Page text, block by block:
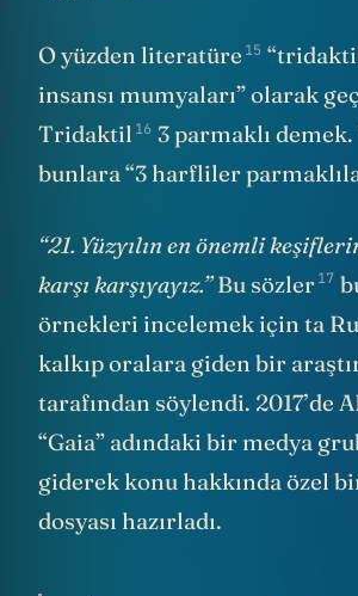
O yüzden literatüre 15
insansı mumyaları” olarak
Tridaktil 16 3 parmaklı demek.
bunlara “3 harfliler
“21. Yüzyılın en önemli
karşı karşıyayız.”Bu sözler17
örnekleri incelemek için ta
kalkıp oralara giden bir
tarafından söylendi. 2017’de
“Gaia” adındaki bir medya
giderek konu hakkında özel
dosyası hazırladı.